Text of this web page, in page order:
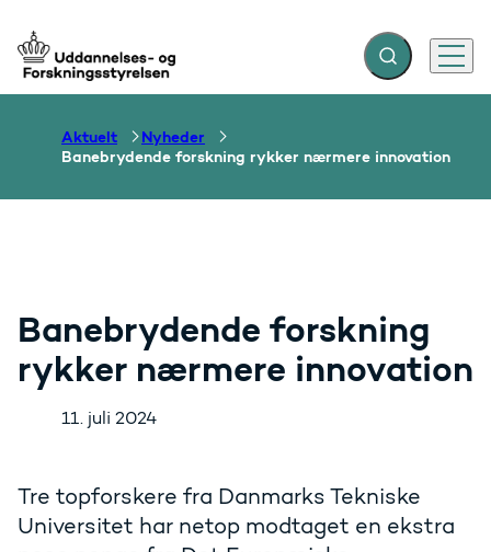
Gå til forsiden Fold søgefelt ud
Menu
Aktuelt
Nyheder
Banebrydende forskning rykker nærmere innovation
Banebrydende forskning
rykker nærmere innovation
11. juli 2024
Tre topforskere fra Danmarks Tekniske
Universitet har netop modtaget en ekstra